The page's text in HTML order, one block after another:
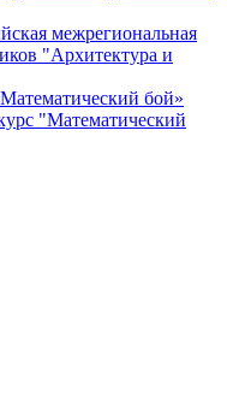
межрегиональная
"Архитектура и
бой»
"Математический